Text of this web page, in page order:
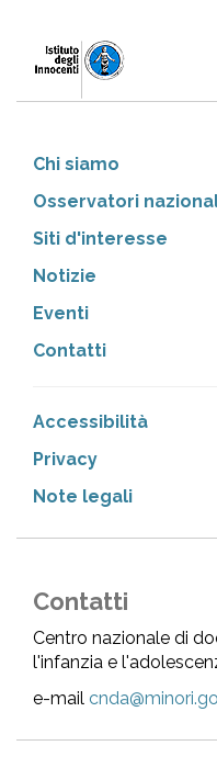
Chi siamo
Osservatori
Siti d'interesse
Notizie
Eventi
Contatti
Accessibilità
Privacy
Note legali
Contatti
Centro nazionale di
l'infanzia e
e-mail